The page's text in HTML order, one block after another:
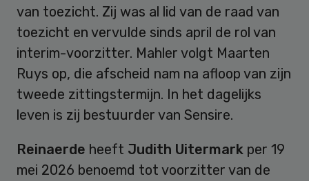
van toezicht. Zij was al lid van de raad van
toezicht en vervulde sinds april de rol van
interim-voorzitter. Mahler volgt Maarten
Ruys op, die afscheid nam na afloop van zijn
tweede zittingstermijn. In het dagelijks
leven is zij bestuurder van Sensire.
Reinaerde heeft Judith Uitermark per 19
mei 2026 benoemd tot voorzitter van de